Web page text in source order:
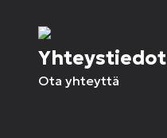
Yhteystiedot
Ota yhteyttä